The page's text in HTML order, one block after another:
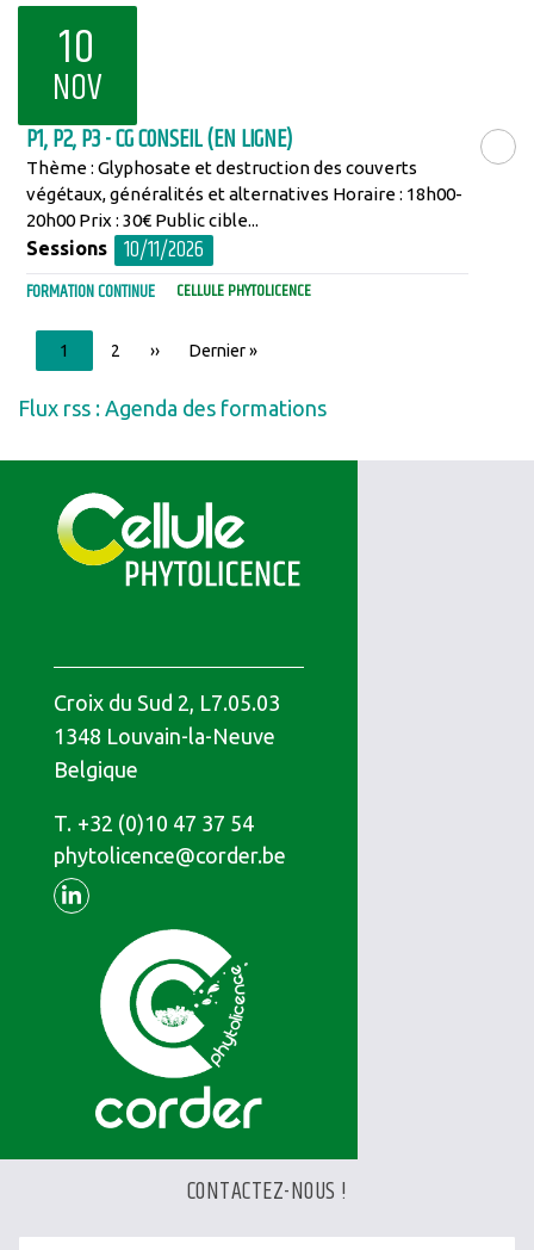
10
NOV
LIRE LA
P1, P2, P3 - CG CONSEIL (EN LIGNE)
Thème : Glyphosate et destruction des couverts
végétaux, généralités et alternatives Horaire : 18h00-
20h00 Prix : 30€ Public cible...
Sessions 10/11/2026
FORMATION CONTINUE CELLULE PHYTOLICENCE
Pagination
Page
courante
1 Page
2
Page
››
Dernière
Dernier »
Flux rss : Agenda des formations
Croix du Sud 2, L7.05.03
1348 Louvain-la-Neuve
Belgique
T. Téléphone
+32 (0)10 47 37 54
phytolicence@corder.be
Linkedin
CONTACTEZ-NOUS !